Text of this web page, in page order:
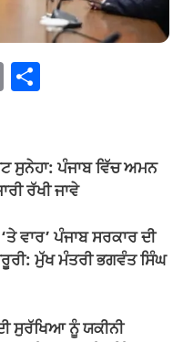
C
y
Li
n
k
e
ਸੁਨੇਹਾ: ਪੰਜਾਬ ਵਿੱਚ ਅਮਨ
ਰੱਖੀ ਜਾਵੇ
ਵਾਰ’ ਪੰਜਾਬ ਸਰਕਾਰ ਦੀ
ਮੁੱਖ ਮੰਤਰੀ ਭਗਵੰਤ ਸਿੰਘ
ਸੁਰੱਖਿਆ ਨੂੰ ਯਕੀਨੀ